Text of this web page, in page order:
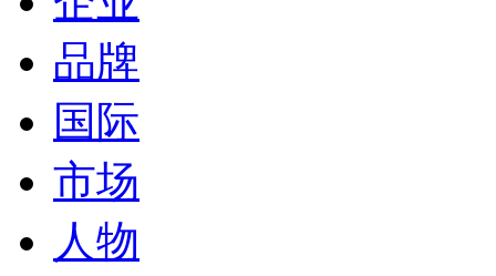
品牌
国际
市场
人物